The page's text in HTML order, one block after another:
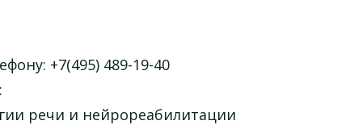
+7(495) 489-19-40
речи и нейрореабилитации